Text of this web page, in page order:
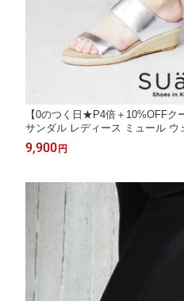
【0のつく日★P4倍＋10%OFFク
サンダル レディース ミュール
ない スアシ 日本製 5cm[FOO-DS-
9,900円